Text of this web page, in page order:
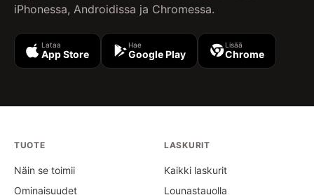
iPhonessa, Androidissa ja Chromessa.
Lataa
App Store
Hae
Google Play
Lisää
Chrome
TUOTE
Näin se toimii
Ominaisuudet
LASKURIT
Kaikki laskurit
Lounastauolla